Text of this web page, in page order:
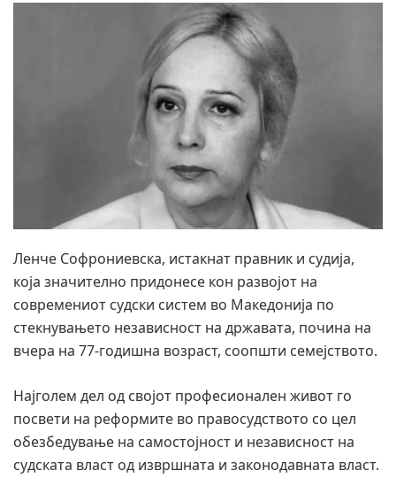
Ленче Софрониевска, истакнат правник и судија,
која значително придонесе кон развојот на
современиот судски систем во Македонија по
стекнувањето независност на државата, почина на
вчера на 77-годишна возраст, соопшти семејството.
Најголем дел од својот професионален живот го
посвети на реформите во правосудството со цел
обезбедување на самостојност и независност на
судската власт од извршната и законодавната власт.